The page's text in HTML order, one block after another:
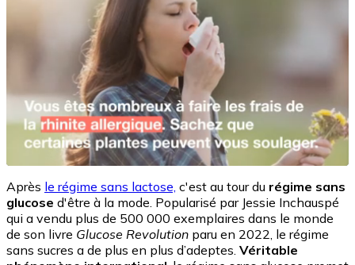
Après le régime sans lactose, c'est au tour du régime sans
glucose d'être à la mode. Popularisé par Jessie Inchauspé
qui a vendu plus de 500 000 exemplaires dans le monde
de son livre Glucose Revolution paru en 2022, le régime
sans sucres a de plus en plus d’adeptes. Véritable